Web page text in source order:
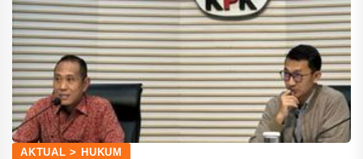
AKTUAL > HUKUM